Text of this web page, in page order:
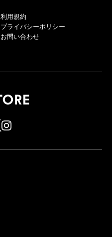
利用規約
プライバシーポリシー
お問い合わせ